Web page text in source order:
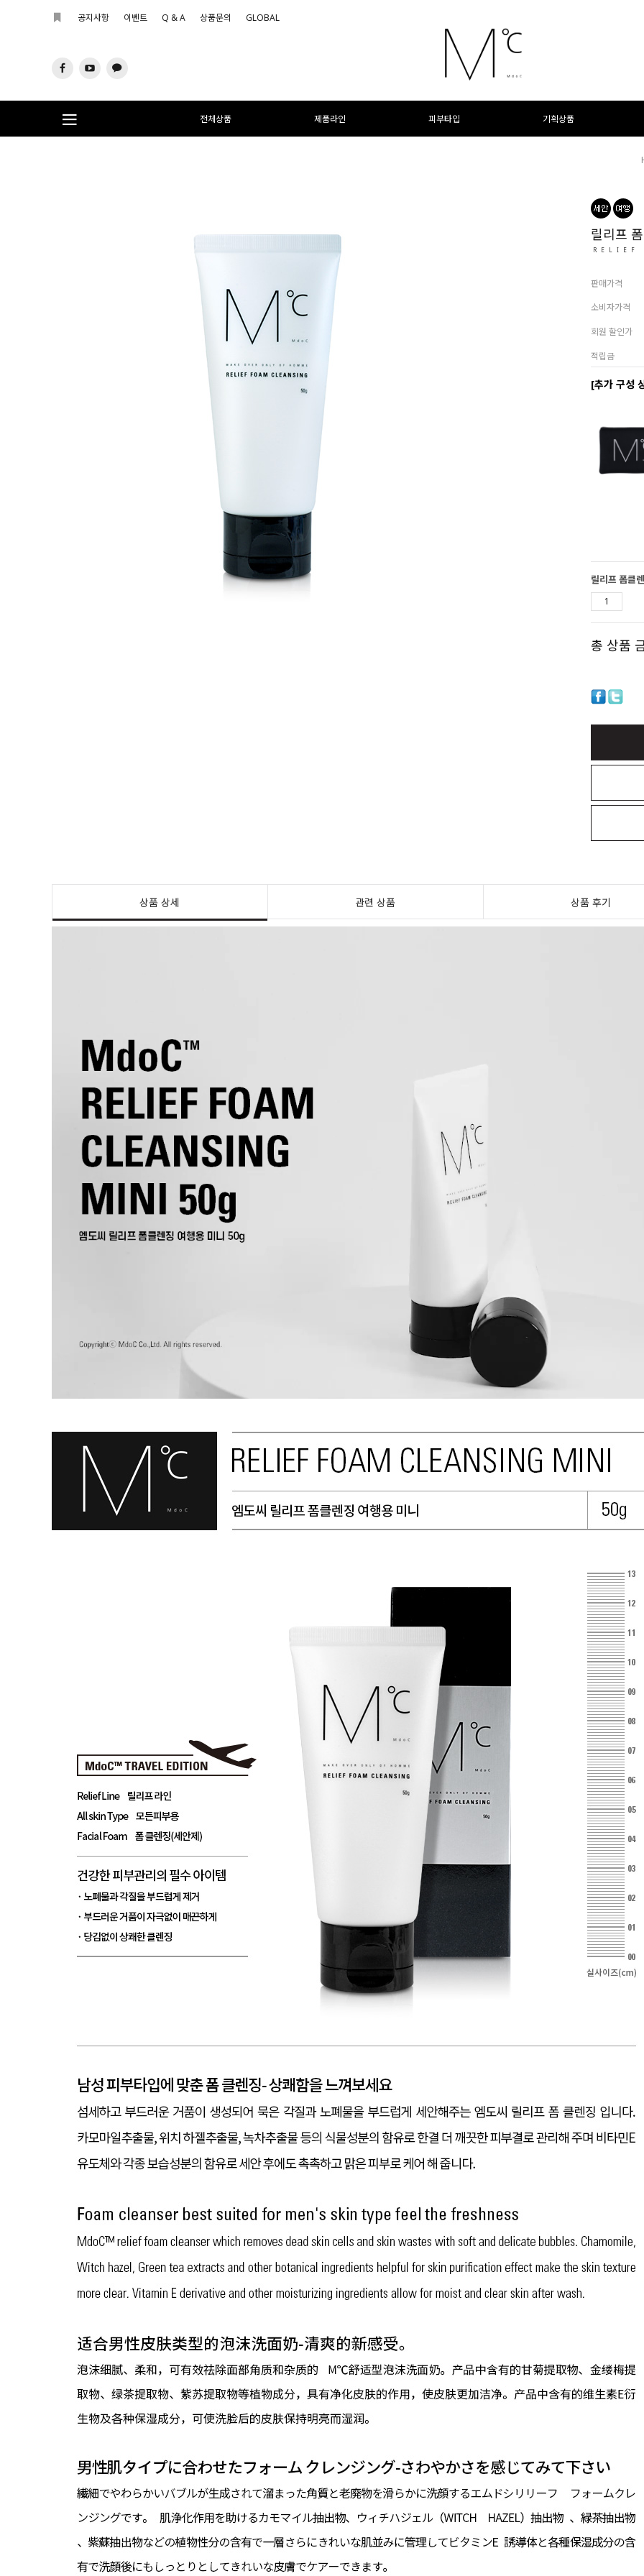
공지사항 이벤트 Q & A 상품문의 GLOBAL
전체상품 제품라인 피부타입 기획상품
릴리프
RELIEF
판매가격
소비자가격
회원 할인가
적립금
[추가 구성
릴리프 폼클
총 상품
상품 상세 관련 상품 상품 후기